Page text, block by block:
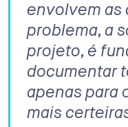
envolvem as
problema, a
projeto, é
documentar
apenas para
mais